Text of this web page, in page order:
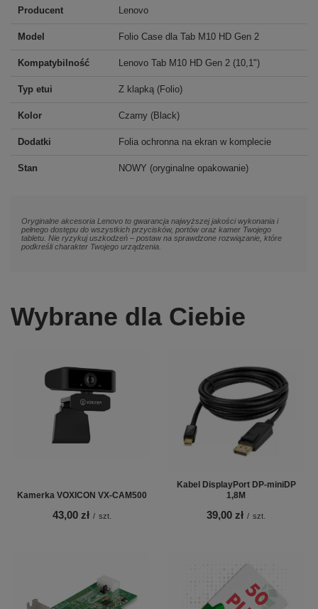
Producent Lenovo
Model Folio Case dla Tab M10 HD Gen 2
Kompatybilność Lenovo Tab M10 HD Gen 2 (10,1")
Typ etui Z klapką (Folio)
Kolor Czarny (Black)
Dodatki Folia ochronna na ekran w komplecie
Stan NOWY (oryginalne opakowanie)
Oryginalne akcesoria Lenovo to gwarancja najwyższej jakości wykonania i
pełnego dostępu do wszystkich przycisków, portów oraz kamer Twojego
tabletu. Nie ryzykuj uszkodzeń – postaw na sprawdzone rozwiązanie, które
podkreśli charakter Twojego urządzenia.
Wybrane dla Ciebie
Kamerka VOXICON VX-CAM500
43,00 zł / szt.
Kabel DisplayPort DP-miniDP
1,8M
39,00 zł / szt.